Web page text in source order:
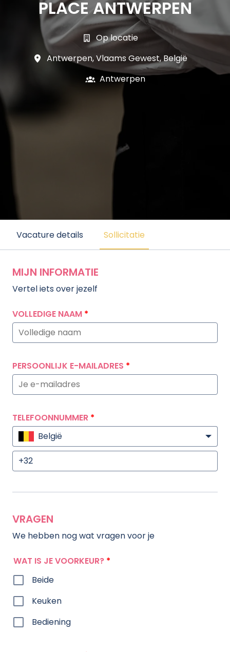
PLACE ANTWERPEN
Op locatie
Antwerpen,Vlaams Gewest,België
Antwerpen
Vacature details Sollicitatie
MIJN INFORMATIE
Vertel iets over jezelf
VOLLEDIGE NAAM *
PERSOONLIJK E-MAILADRES *
TELEFOONNUMMER *
België
VRAGEN
We hebben nog wat vragen voor je
WAT IS JE VOORKEUR? *
Beide
Keuken
Bediening